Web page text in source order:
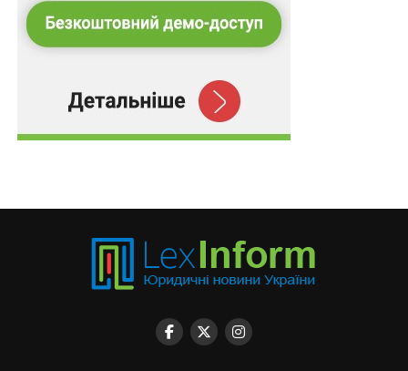
життя тощо – ті елементи, які дозволять отримати
певний зиск.
стороною є особа, з банківського рахунку якої були
перераховані кошти злочинцю. Між тим, комплексні
знання кримінального, цивільного та банківського